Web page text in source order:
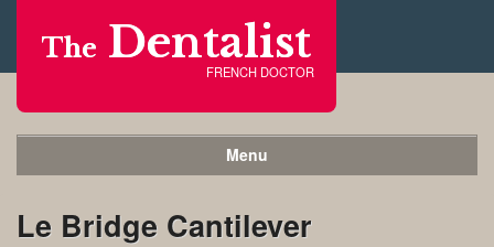
The Dentalist
FRENCH DOCTOR
Menu
Le Bridge Cantilever